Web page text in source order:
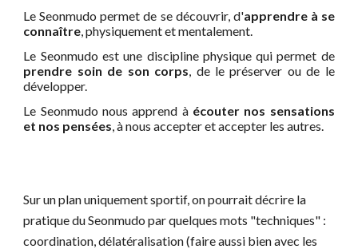
Le Seonmudo permet de se découvrir, d'apprendre à se
connaître,physiquement et mentalement.
Le Seonmudo est une discipline physiquequi permet de
prendre soin de son corps, de le préserver ou de le
développer.
Le Seonmudo nous apprend à écouter nos sensations
et nos pensées,ànousaccepter et accepter les autres.
Sur un planuniquementsportif, on pourrait décrire la
pratique du Seonmudo par quelques mots "techniques" :
coordination, délatéralisation (faire aussi bien avec les